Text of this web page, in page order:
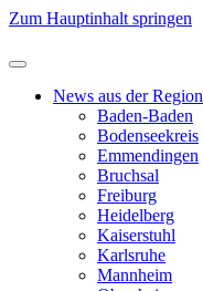
Zum Hauptinhalt springen
News aus der Region
Baden-Baden
Bodenseekreis
Emmendingen
Bruchsal
Freiburg
Heidelberg
Kaiserstuhl
Karlsruhe
Mannheim